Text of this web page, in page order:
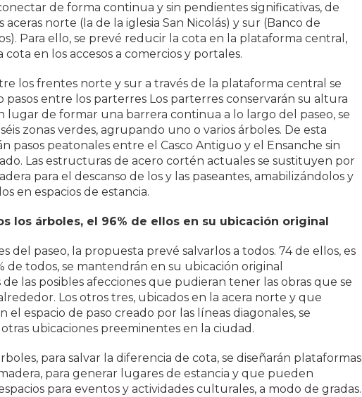
de forma continua y sin pendientes significativas, de
aceras norte (la de la iglesia San Nicolás) y sur (Banco de
Para ello, se prevé reducir la cota en la plataforma central,
en los accesos a comercios y portales.
los frentes norte y sur a través de la plataforma central se
pasos entre los parterres Los parterres conservarán su altura
lugar de formar una barrera continua a lo largo del paseo, se
zonas verdes, agrupando uno o varios árboles. De esta
pasos peatonales entre el Casco Antiguo y el Ensanche sin
Las estructuras de acero cortén actuales se sustituyen por
para el descanso de los y las paseantes, amabilizándolos y
en espacios de estancia.
los árboles, el 96% de ellos en su ubicación original
del paseo, la propuesta prevé salvarlos a todos. 74 de ellos, es
de todos, se mantendrán en su ubicación original
las posibles afecciones que pudieran tener las obras que se
Los otros tres, ubicados en la acera norte y que
el espacio de paso creado por las líneas diagonales, se
ubicaciones preeminentes en la ciudad.
para salvar la diferencia de cota, se diseñarán plataformas
para generar lugares de estancia y que pueden
para eventos y actividades culturales, a modo de gradas.